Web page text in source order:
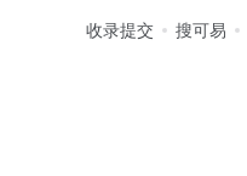
收录提交 搜可易